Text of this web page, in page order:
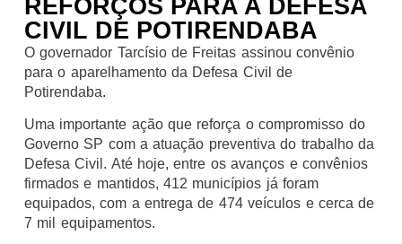
REFORÇOS PARA A DEFESA
CIVIL DE POTIRENDABA
O governador Tarcísio de Freitas assinou convênio
para o aparelhamento da Defesa Civil de
Potirendaba.
Uma importante ação que reforça o compromisso do
Governo SP com a atuação preventiva do trabalho da
Defesa Civil. Até hoje, entre os avanços e convênios
firmados e mantidos, 412 municípios já foram
equipados, com a entrega de 474 veículos e cerca de
7 mil equipamentos.